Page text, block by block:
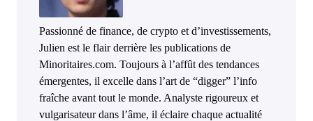
Passionné de finance, de crypto et d’investissements,
Julien est le flair derrière les publications de
Minoritaires.com. Toujours à l’affût des tendances
émergentes, il excelle dans l’art de “digger” l’info
fraîche avant tout le monde. Analyste rigoureux et
vulgarisateur dans l’âme, il éclaire chaque actualité